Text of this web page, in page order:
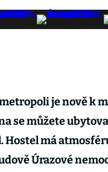
je nově k
se můžete
Hostel má
Úrazové